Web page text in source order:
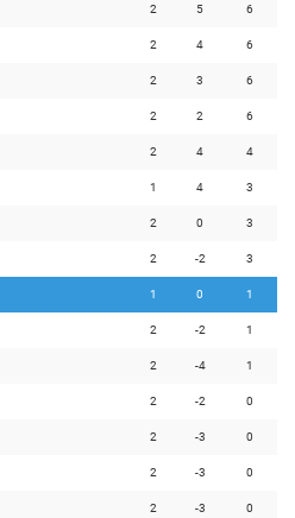
2 5 6
2 4 6
2 3 6
2 2 6
2 4 4
1 4 3
2 0 3
2 -2 3
1 0 1
2 -2 1
2 -4 1
2 -2 0
2 -3 0
2 -3 0
2 -3 0